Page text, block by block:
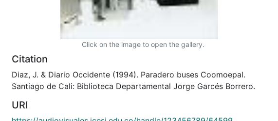
Click on the image to open the gallery.
Citation
Diaz, J. & Diario Occidente (1994). Paradero buses Coomoepal.
Santiago de Cali: Biblioteca Departamental Jorge Garcés Borrero.
URI